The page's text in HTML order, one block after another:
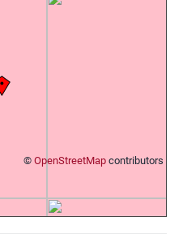
© OpenStreetMap contributors